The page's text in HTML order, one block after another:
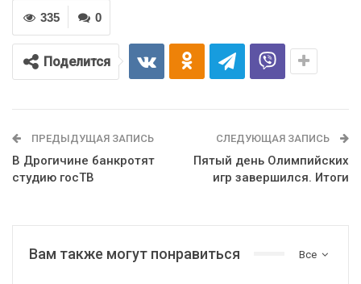
0
335
Поделится
ПРЕДЫДУЩАЯ ЗАПИСЬ
В Дрогичине банкротят
студию госТВ
СЛЕДУЮЩАЯ ЗАПИСЬ
Пятый день Олимпийских
игр завершился. Итоги
Все
Вам также могут понравиться